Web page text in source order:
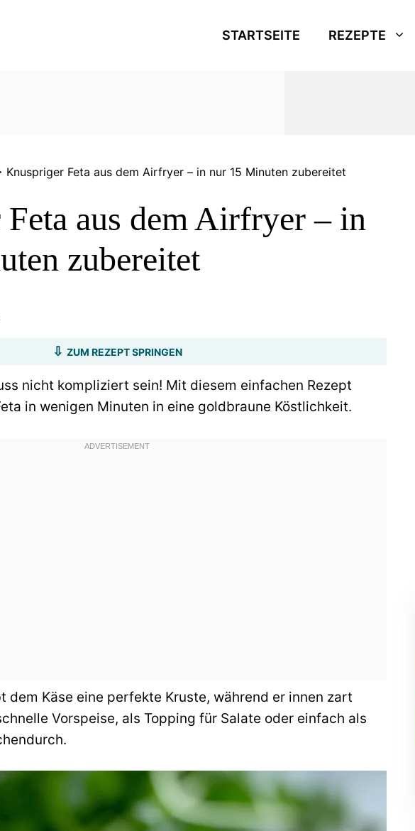
STARTSEITE REZEPTE
Knuspriger Feta aus dem Airfryer – in nur 15 Minuten zubereitet
aus dem Airfryer – in
zubereitet
ZUM REZEPT SPRINGEN
nicht kompliziert sein! Mit diesem einfachen Rezept
in wenigen Minuten in eine goldbraune Köstlichkeit.
Käse eine perfekte Kruste, während er innen zart
Vorspeise, als Topping für Salate oder einfach als